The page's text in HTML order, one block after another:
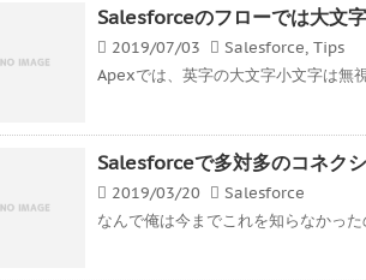
Salesforceのフローでは大文
2019/07/03 Salesforce, Tips
Apexでは、英字の大文字小文字は無
Salesforceで多対多のコネク
2019/03/20
Salesforce
なんで俺は今までこれを知らなかっ